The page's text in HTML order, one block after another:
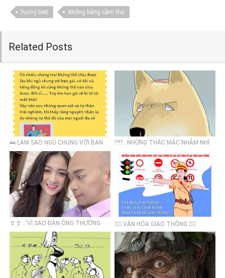
funny text không bằng cầm thú
Related Posts
🛌 LÀM SAO NGỦ CHUNG VỚI BẠN
⁉️⁉️...NHỮNG THẮC MẮC NHẢM NHÍ
TRẢ LỜI ĐƯỢC
👙👙...'VÌ SAO ĐÀN ÔNG THƯỜNG
👮‍♂️ VĂN HÓA GIAO THÔNG 👮‍♂️